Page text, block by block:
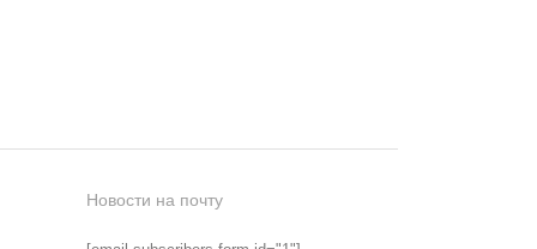
Новости на почту